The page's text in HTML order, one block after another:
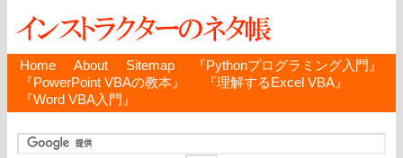
Home About Sitemap
『Pythonプログラミング入門』
『PowerPoint VBAの教本』
『理解するExcel VBA』
『Word VBA入門』